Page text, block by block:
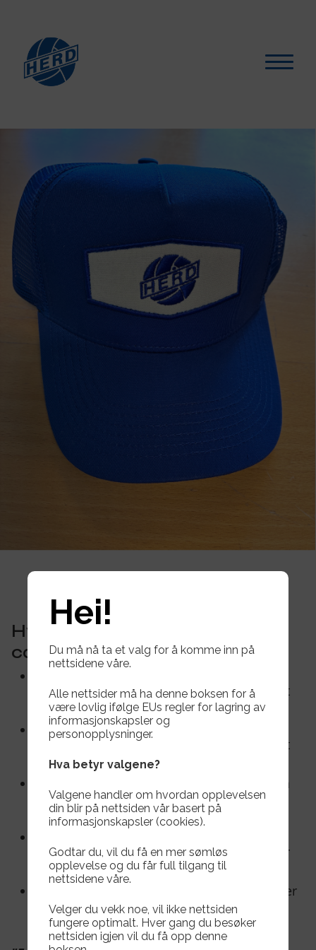
Hva skjer?
For medlemmer ▾
Støtt oss
Artikler
Om oss
Hvorfor velge den nye Herd-
capsen?
snitt som sitter godt på hodet og ser tøff ut
både til hverdags og idrett.
Premium logo:Klubbens logo er gjengitt
med
fremhevet trykk (3D)
, noe som gir et
eksklusivt preg og god holdbarhet.
Perfekt som solskjerming på
trening og kamp, eller som det faste
favorittplagget på fritiden.
eksemplareri første omgang – her gjelder
det å være rask!
Kjøpes for kr 200,- i kiosken Bane Nord, eller
komme innom klubbkontoret.
Hei!
Du må nå ta et valg for å komme inn på
nettsidene våre.
Alle nettsider må ha denne boksen for å
være lovlig ifølge EUs regler for lagring av
informasjonskapsler og
personopplysninger.
Hva betyr valgene?
Valgene handler om hvordan opplevelsen
din blir på nettsiden vår basert på
informasjonskapsler (cookies).
Godtar du, vil du få en mer sømløs
opplevelse og du får full tilgang til
nettsidene våre.
Velger du vekk noe, vil ikke nettsiden
fungere optimalt. Hver gang du besøker
nettsiden igjen vil du få opp denne